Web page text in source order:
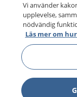
Vi använder
upplevelse,
nödvändig
Läs mer om